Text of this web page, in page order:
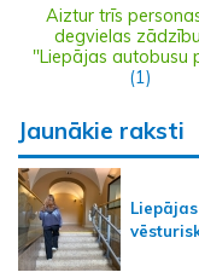
Aiztur trīs
degvielas
"Liepājas autobusu
(1)
Jaunākie raksti